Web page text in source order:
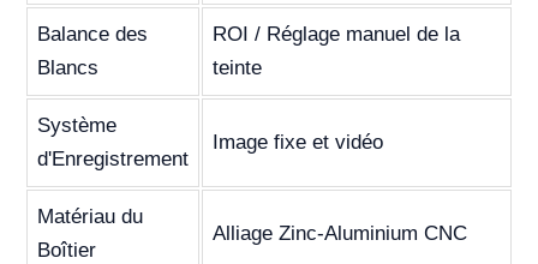
Balance des
Blancs
ROI / Réglage manuel de la
teinte
Système
d'Enregistrement
Image fixe et vidéo
Matériau du
Boîtier
Alliage Zinc-Aluminium CNC